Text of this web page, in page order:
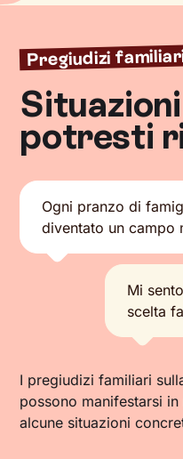
Pregiudizi
potresti
Ogni pranzo di
diventato un campo
Mi
scelta
I pregiudizi familiari
possono manifestarsi
alcune situazioni